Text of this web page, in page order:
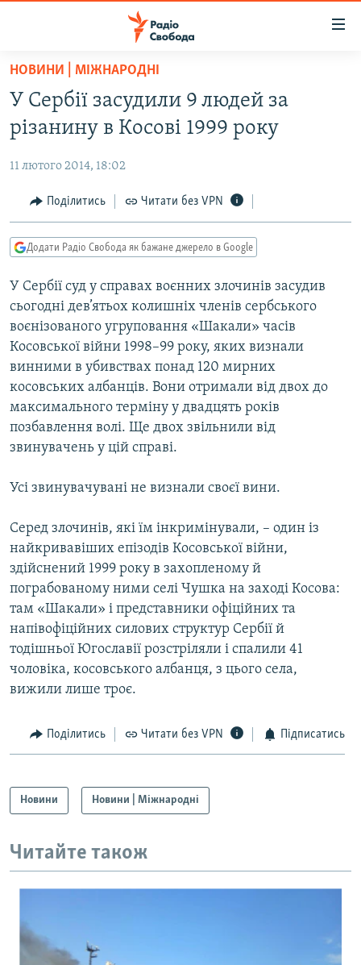
Перейти
основного
матеріалу
Перейти
до
навігації
Перейти
до
РАДІО СВОБОДА – 70 РОКІВ
ВСЕ ЗА ДОБУ
СТАТТІ
ПОЛІТИКА
ЕКОНОМІКА
КУЛЬТУРА
СПОРТ
УКРАЇНА
СВІТ
ВІЙНА
РОСІЙСЬКА «ФІЛЬТРАЦІЯ»
КРИМ.РЕАЛІЇ
ТИ ЯК?
СХЕМИ
КИТАЙ.ВИКЛИКИ
МУЛЬТИМЕДІА
ФОТО
СПЕЦПРОЄКТИ
РУС
УКР
КТАТ
ДОЛУЧАЙСЯ!
Усі сайти RFE/RL
НОВИНИ | МІЖНАРОДНІ
У Сербії засудили 9 людей за
різанину в Косові 1999 року
11 лютого 2014, 18:02
Поділитись Читати без VPN
Додати Радіо Свобода як бажане джерело в Google
У Сербії суд у справах воєнних злочинів засудив
сьогодні дев’ятьох колишніх членів сербського
воєнізованого угруповання «Шакали» часів
Косовської війни 1998–99 року, яких визнали
винними в убивствах понад 120 мирних
косовських албанців. Вони отримали від двох до
максимального терміну у двадцять років
позбавлення волі. Ще двох звільнили від
звинувачень у цій справі.
Усі звинувачувані не визнали своєї вини.
Серед злочинів, які їм інкримінували, – один із
найкривавіших епізодів Косовської війни,
здійснений 1999 року в захопленому й
пограбованому ними селі Чушка на заході Косова:
там «Шакали» і представники офіційних та
напівофіційних силових структур Сербії й
тодішньої Югославії розстріляли і спалили 41
чоловіка, косовського албанця, з цього села,
вижили лише троє.
Поділитись Читати без VPN Підписатись
Новини Новини | Міжнародні
Читайте також